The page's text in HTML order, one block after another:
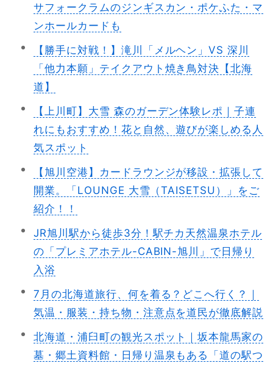
サフォークラムのジンギスカン・ポケふた・マ
ンホールカードも
【勝手に対戦！】滝川「メルヘン」VS 深川
「他力本願」テイクアウト焼き鳥対決【北海
道】
【上川町】大雪 森のガーデン体験レポ｜子連
れにもおすすめ！花と自然、遊びが楽しめる人
気スポット
【旭川空港】カードラウンジが移設・拡張して
開業。「LOUNGE 大雪（TAISETSU）」をご
紹介！！
JR旭川駅から徒歩3分！駅チカ天然温泉ホテル
の「プレミアホテル-CABIN-旭川」で日帰り
入浴
7月の北海道旅行、何を着る？どこへ行く？｜
気温・服装・持ち物・注意点を道民が徹底解説
北海道・浦臼町の観光スポット｜坂本龍馬家の
墓・郷土資料館・日帰り温泉もある「道の駅つ